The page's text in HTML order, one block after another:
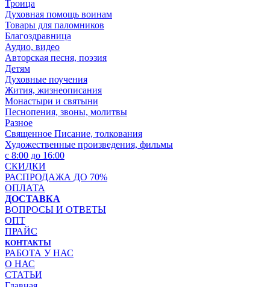
Троица
Духовная помощь воинам
Товары для паломников
Благоздравница
Аудио, видео
Авторская песня, поэзия
Детям
Духовные поучения
Жития, жизнеописания
Монастыри и святыни
Песнопения, звоны, молитвы
Разное
Священное Писание, толкования
Художественные произведения, фильмы
с 8:00 до 16:00
СКИДКИ
РАСПРОДАЖА ДО 70%
ОПЛАТА
ДОСТАВКА
ВОПРОСЫ И ОТВЕТЫ
ОПТ
ПРАЙС
КОНТАКТЫ
РАБОТА У НАС
О НАС
СТАТЬИ